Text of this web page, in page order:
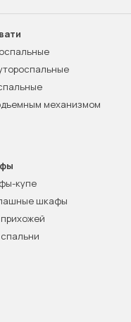
механизмом
купе
шкафы